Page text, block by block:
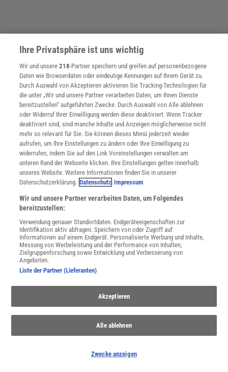
THEMENKANÄLE
Ihre Privatsphäre ist uns wichtig
Wir und unsere218-Partner speichern und greifen auf personenbezogene
Daten wie Browserdaten oder eindeutige Kennungen auf Ihrem Gerät zu.
Durch Auswahl von Akzeptieren aktivieren Sie Tracking-Technologien für
die unter „Wir und unsere Partner verarbeiten Daten, um Ihnen Dienste
bereitzustellen“ aufgeführten Zwecke. Durch Auswahl von Alle ablehnen
oder Widerruf Ihrer Einwilligung werden diese deaktiviert. Wenn Tracker
deaktiviert sind, sind manche Inhalte und Anzeigen möglicherweise nicht
mehr so relevant für Sie. Sie können dieses Menü jederzeit wieder
aufrufen, um Ihre Einstellungen zu ändern oder Ihre Einwilligung zu
widerrufen, indem Sie auf den Link Voreinstellungen verwalten am
unteren Rand der Webseite klicken. Ihre Einstellungen gelten innerhalb
unseres Website. Weitere Informationen finden Sie in unserer
Datenschutzerklärung. Datenschutz Impressum
Wir und unsere Partner verarbeiten Daten, um Folgendes
bereitzustellen:
Verwendung genauer Standortdaten. Endgeräteeigenschaften zur
Identifikation aktiv abfragen. Speichern von oder Zugriff auf
Informationen auf einem Endgerät. Personalisierte Werbung und Inhalte,
Messung von Werbeleistung und der Performance von Inhalten,
Zielgruppenforschung sowie Entwicklung und Verbesserung von
Angeboten.
Liste der Partner (Lieferanten)
Akzeptieren
Alle ablehnen
Zwecke anzeigen